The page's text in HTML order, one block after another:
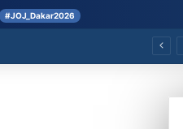
#JOJ_Dakar2026